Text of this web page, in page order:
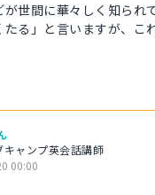
が世間に華々しく知られ
る」と言いますが、こ
キャンプ英会話講師
00:00